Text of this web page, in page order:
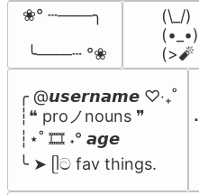
❀° ┄───╮
╰───┄ °❀
(\_/)
(•_•)
(>🧨
╭ @𝙪𝙨𝙚𝙧𝙣𝙖𝙢𝙚 ♡‧₊˚
┆❝ proノnouns ❞
┆⋆˚ 🎞️ ˖° 𝙖𝙜𝙚
╰ ➤ ᥫට fav things.